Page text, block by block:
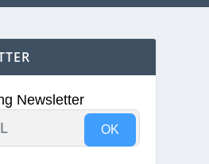
Newsletter
OK